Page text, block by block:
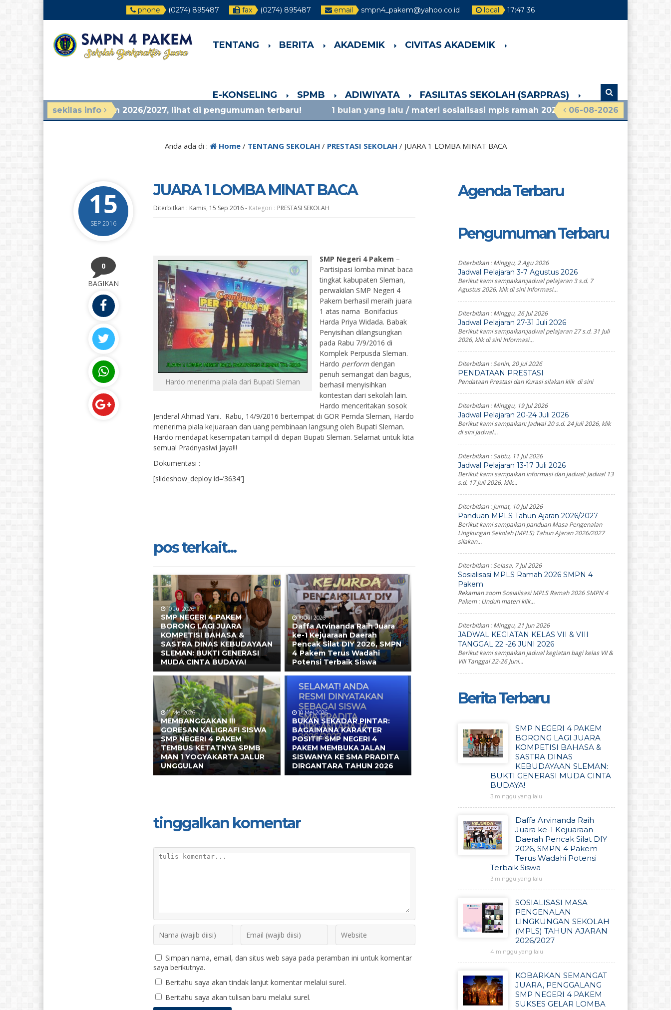
phone (0274) 895487 fax (0274) 895487 email smpn4_pakem@yahoo.co.id local 17:47 38
TENTANG BERITA AKADEMIK CIVITAS AKADEMIK
E-KONSELING SPMB ADIWIYATA FASILITAS SEKOLAH (SARPRAS)
sekilas info 06-08-2026
tahun ajaran 2026/2027, lihat di pengumuman terbaru! 1 bulan yang lalu/ materi sosialisasi mpls ramah 2026 smpn 4 pakem lihat pengumuman
Anda ada di : Home/ TENTANG SEKOLAH / PRESTASI SEKOLAH / JUARA 1 LOMBA MINAT BACA
15
SEP 2016
JUARA 1 LOMBA MINAT BACA
Diterbitkan : Kamis, 15 Sep 2016- Kategori : PRESTASI SEKOLAH
0
BAGIKAN
Hardo menerima piala dari Bupati Sleman
SMP Negeri 4 Pakem –
Partisipasi lomba minat baca
tingkat kabupaten Sleman,
perwakilan SMP Negeri 4
Pakem berhasil meraih juara
1 atas nama Bonifacius
Harda Priya Widada. Babak
Penyisihan dilangsungkan
pada Rabu 7/9/2016 di
Komplek Perpusda Sleman.
Hardo performdengan
penuh semangat dan bagus,
berhasil menyisihkan
kontestan dari sekolah lain.
Hardo menceritakan sosok
Jenderal Ahmad Yani. Rabu, 14/9/2016 bertempat di GOR Pemda Sleman, Hardo
menerima piala kejuaraan dan uang pembinaan langsung oleh Bupati Sleman.
Hardo mendapat kesempatan tampil di depan Bupati Sleman. Selamat untuk kita
semua! Pradnyasiwi Jaya!!!
Dokumentasi :
[slideshow_deploy id=’3634′]
pos terkait...
10 Jul 2026
SMP NEGERI 4 PAKEM
BORONG LAGI JUARA
KOMPETISI BAHASA &
SASTRA DINAS KEBUDAYAAN
SLEMAN: BUKTI GENERASI
MUDA CINTA BUDAYA!
10 Jul 2026
Daffa Arvinanda Raih Juara
ke-1 Kejuaraan Daerah
Pencak Silat DIY 2026, SMPN
4 Pakem Terus Wadahi
Potensi Terbaik Siswa
11 Mei 2026
MEMBANGGAKAN !!!
GORESAN KALIGRAFI SISWA
SMP NEGERI 4 PAKEM
TEMBUS KETATNYA SPMB
MAN 1 YOGYAKARTA JALUR
UNGGULAN
10 Mei 2026
BUKAN SEKADAR PINTAR:
BAGAIMANA KARAKTER
POSITIF SMP NEGERI 4
PAKEM MEMBUKA JALAN
SISWANYA KE SMA PRADITA
DIRGANTARA TAHUN 2026
tinggalkan komentar
Simpan nama, email, dan situs web saya pada peramban ini untuk komentar
saya berikutnya.
Beritahu saya akan tindak lanjut komentar melalui surel.
Beritahu saya akan tulisan baru melalui surel.
Agenda Terbaru
Pengumuman Terbaru
Diterbitkan :Minggu, 2 Agu 2026
Jadwal Pelajaran 3-7 Agustus 2026
Berikut kami sampaikan:jadwal pelajaran 3 s.d. 7
Agustus 2026, klik di sini Informasi...
Diterbitkan :Minggu, 26 Jul 2026
Jadwal Pelajaran 27-31 Juli 2026
Berikut kami sampaikan:jadwal pelajaran 27 s.d. 31 Juli
2026, klik di sini Informasi...
Diterbitkan :Senin, 20 Jul 2026
PENDATAAN PRESTASI
Pendataan Prestasi dan Kurasi silakan klik di sini
Diterbitkan :Minggu, 19 Jul 2026
Jadwal Pelajaran 20-24 Juli 2026
Berikut kami sampaikan: Jadwal 20 s.d. 24 Juli 2026, klik
di sini Jadwal...
Diterbitkan :Sabtu, 11 Jul 2026
Jadwal Pelajaran 13-17 Juli 2026
Berikut kami sampaikan informasi dan jadwal: Jadwal 13
s.d. 17 Juli 2026, klik...
Diterbitkan :Jumat, 10 Jul 2026
Panduan MPLS Tahun Ajaran 2026/2027
Berikut kami sampaikan panduan Masa Pengenalan
Lingkungan Sekolah (MPLS) Tahun Ajaran 2026/2027
silakan...
Diterbitkan :Selasa, 7 Jul 2026
Sosialisasi MPLS Ramah 2026 SMPN 4
Pakem
Rekaman zoom Sosialisasi MPLS Ramah 2026 SMPN 4
Pakem : Unduh materi klik...
Diterbitkan :Minggu, 21 Jun 2026
JADWAL KEGIATAN KELAS VII & VIII
TANGGAL 22 -26 JUNI 2026
Berikut kami sampaikan jadwal kegiatan bagi kelas VII &
VIII Tanggal 22-26 Juni...
Berita Terbaru
SMP NEGERI 4 PAKEM
BORONG LAGI JUARA
KOMPETISI BAHASA &
SASTRA DINAS
KEBUDAYAAN SLEMAN:
BUKTI GENERASI MUDA CINTA
BUDAYA!
3 minggu yang lalu
Daffa Arvinanda Raih
Juara ke-1 Kejuaraan
Daerah Pencak Silat DIY
2026, SMPN 4 Pakem
Terus Wadahi Potensi
Terbaik Siswa
3 minggu yang lalu
SOSIALISASI MASA
PENGENALAN
LINGKUNGAN SEKOLAH
(MPLS) TAHUN AJARAN
2026/2027
4 minggu yang lalu
KOBARKAN SEMANGAT
JUARA, PENGGALANG
SMP NEGERI 4 PAKEM
SUKSES GELAR LOMBA